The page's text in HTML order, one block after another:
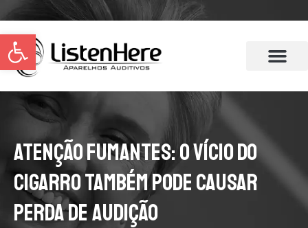
Abrir a barra de ferramentas
Atenção Fumantes: O Vício do
Cigarro Também Pode Causar
Perda de Audição